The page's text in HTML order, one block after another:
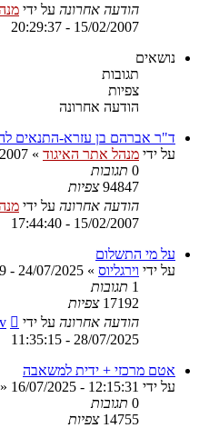
הודעה אחרונה על ידי
15/02/2007 - 20:29:37
נושאים
תגובות
צפיות
הודעה אחרונה
ד"ר אברהם בן עזרא-התנאים
על ידי מנהל אתר האיגוד »
0 תגובות
94847 צפיות
הודעה אחרונה על ידי
15/02/2007 - 17:44:40
על מי התשלום
על ידי וירגליוס »
24/07/2025 - 12:00:09
1 תגובות
17192 צפיות
הודעה אחרונה על ידי
28/07/2025 - 11:35:15
אטם מרכזי + ידית למשאבה
על ידי
» 16/07/2025 - 12:15:31
0 תגובות
14755 צפיות